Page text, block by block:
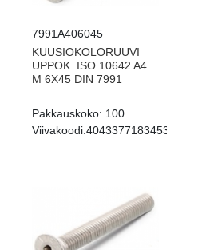
7991A406045
KUUSIOKOLORUUVI
UPPOK. ISO 10642 A4
M 6X45 DIN 7991
Pakkauskoko: 100
Viivakoodi:4043377183453